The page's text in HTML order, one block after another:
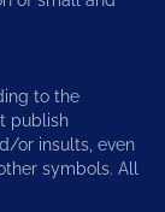
to the
publish
or insults, even
symbols. All